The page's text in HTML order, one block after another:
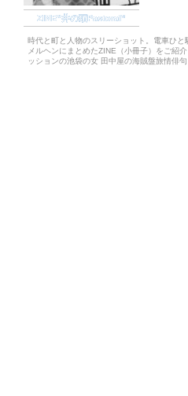
ZINE“井の頭Pastoral”
時代と町と人物のスリーショット。電車ひ
メルヘンにまとめたZINE（小冊子）をご紹
ッションの池袋の女 田中屋の海賊盤旅情俳